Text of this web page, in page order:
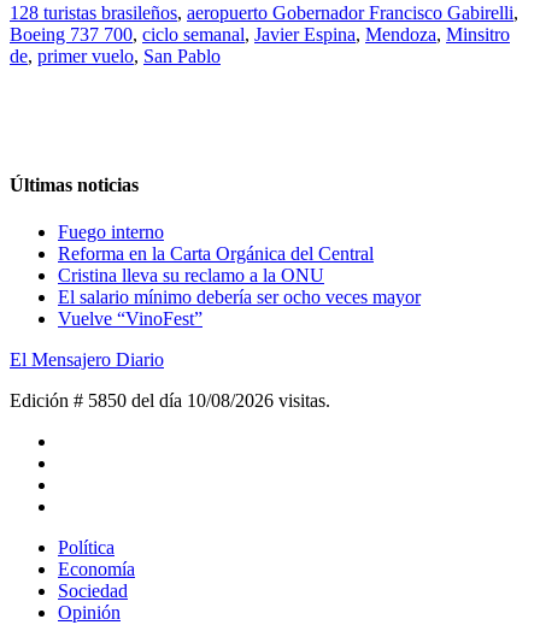
128 turistas brasileños, aeropuerto Gobernador Francisco Gabirelli,
Boeing 737 700, ciclo semanal, Javier Espina, Mendoza, Minsitro
de, primer vuelo, San Pablo
Últimas noticias
Fuego interno
Reforma en la Carta Orgánica del Central
Cristina lleva su reclamo a la ONU
El salario mínimo debería ser ocho veces mayor
Vuelve “VinoFest”
El Mensajero Diario
Edición # 5850 del día 10/08/2026 visitas.
Política
Economía
Sociedad
Opinión